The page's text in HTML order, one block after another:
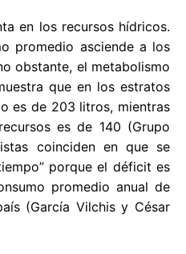
en los recursos hídricos.
promedio asciende a los
obstante, el metabolismo
que en los estratos
es de 203 litros, mientras
es de 140 (Grupo
coinciden en que se
porque el déficit es
promedio anual de
(García Vilchis y César